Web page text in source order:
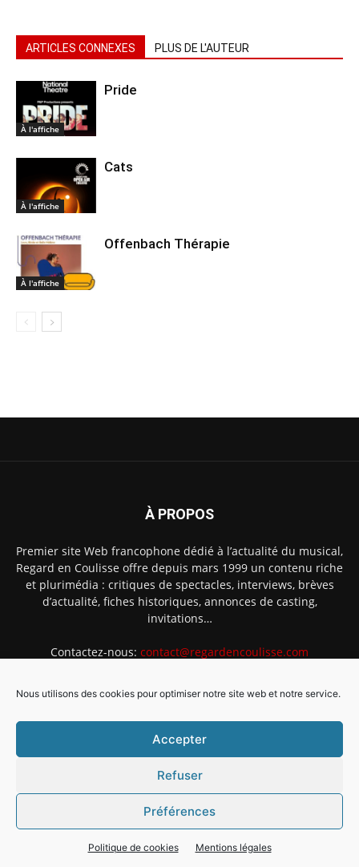
Nous utilisons des cookies pour optimiser notre site web et notre service.
Accepter
Refuser
Préférences
Politique de cookies Mentions légales
ARTICLES CONNEXES PLUS DE L'AUTEUR
À l'affiche
Pride
À l'affiche
Cats
À l'affiche
Offenbach Thérapie
À PROPOS
Premier site Web francophone dédié à l’actualité du musical,
Regard en Coulisse offre depuis mars 1999 un contenu riche
et plurimédia : critiques de spectacles, interviews, brèves
d’actualité, fiches historiques, annonces de casting,
invitations…
Contactez-nous: contact@regardencoulisse.com
Intégration Ghislain Fayard
Mentions légales